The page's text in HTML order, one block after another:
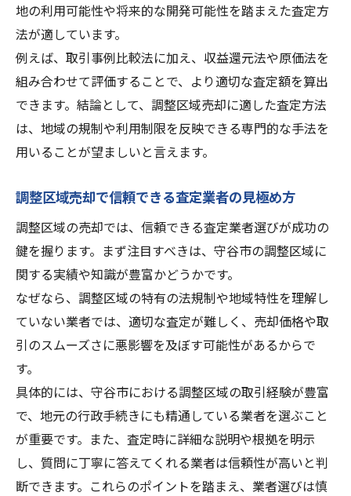
地の利用可能性や将来的な開発可能性を踏まえた査定方
法が適しています。
例えば、取引事例比較法に加え、収益還元法や原価法を
組み合わせて評価することで、より適切な査定額を算出
できます。結論として、調整区域売却に適した査定方法
は、地域の規制や利用制限を反映できる専門的な手法を
用いることが望ましいと言えます。
調整区域売却で信頼できる査定業者の見極め方
調整区域の売却では、信頼できる査定業者選びが成功の
鍵を握ります。まず注目すべきは、守谷市の調整区域に
関する実績や知識が豊富かどうかです。
なぜなら、調整区域の特有の法規制や地域特性を理解し
ていない業者では、適切な査定が難しく、売却価格や取
引のスムーズさに悪影響を及ぼす可能性があるからで
す。
具体的には、守谷市における調整区域の取引経験が豊富
で、地元の行政手続きにも精通している業者を選ぶこと
が重要です。また、査定時に詳細な説明や根拠を明示
し、質問に丁寧に答えてくれる業者は信頼性が高いと判
断できます。これらのポイントを踏まえ、業者選びは慎